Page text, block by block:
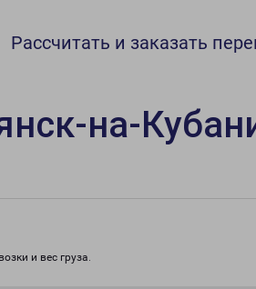
Рассчитать и заказать
на-
и вес груза.